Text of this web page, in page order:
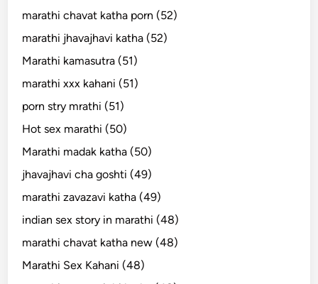
marathi chavat katha porn (52)
marathi jhavajhavi katha (52)
Marathi kamasutra (51)
marathi xxx kahani (51)
porn stry mrathi (51)
Hot sex marathi (50)
Marathi madak katha (50)
jhavajhavi cha goshti (49)
marathi zavazavi katha (49)
indian sex story in marathi (48)
marathi chavat katha new (48)
Marathi Sex Kahani (48)